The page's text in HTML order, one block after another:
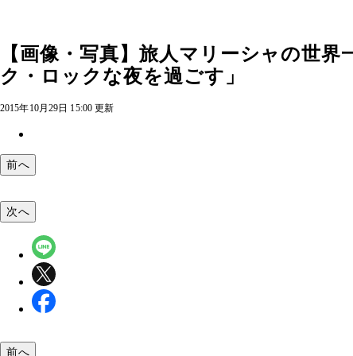
【画像・写真】旅人マリーシャの世
ク・ロックな夜を過ごす」
2015年10月29日 15:00 更新
前へ
次へ
前へ